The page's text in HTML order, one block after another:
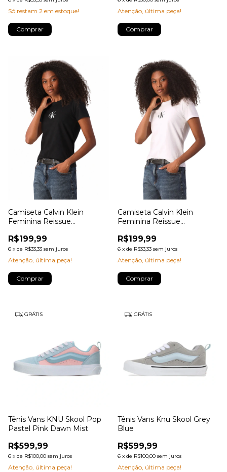
Só restam 2 em estoque!
Comprar
Atenção, última peça!
Comprar
Camiseta Calvin Klein
Feminina Reissue
R$199,99
6 x de R$33,33 sem juros
Atenção, última peça!
Comprar
Camiseta Calvin Klein
Feminina Reissue
R$199,99
6 x de R$33,33 sem juros
Atenção, última peça!
Comprar
GRÁTIS
Tênis Vans KNU Skool Pop
Pastel Pink Dawn Mist
R$599,99
6 x de R$100,00 sem juros
Atenção, última peça!
GRÁTIS
Tênis Vans Knu Skool Grey
Blue
R$599,99
6 x de R$100,00 sem juros
Atenção, última peça!